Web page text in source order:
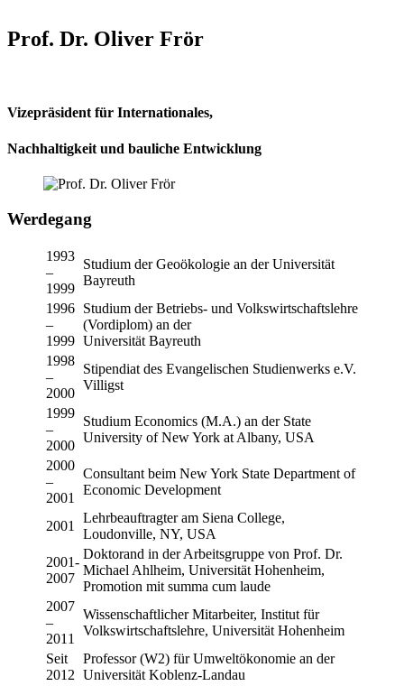
Prof. Dr. Oliver Frör
Vizepräsident für Internationales,
Nachhaltigkeit und bauliche Entwicklung
Werdegang
1993
–
1999
Studium der Geoökologie an der Universität
Bayreuth
1996
–
1999
Studium der Betriebs- und Volkswirtschaftslehre
(Vordiplom) an der
Universität Bayreuth
1998
–
2000
Stipendiat des Evangelischen Studienwerks e.V.
Villigst
1999
–
2000
Studium Economics (M.A.) an der State
University of New York at Albany, USA
2000
–
2001
Consultant beim New York State Department of
Economic Development
2001
Lehrbeauftragter am Siena College,
Loudonville, NY, USA
2001-
2007
Doktorand in der Arbeitsgruppe von Prof. Dr.
Michael Ahlheim, Universität Hohenheim,
Promotion mit summa cum laude
2007
–
2011
Wissenschaftlicher Mitarbeiter, Institut für
Volkswirtschaftslehre, Universität Hohenheim
Seit
2012
Professor (W2) für Umweltökonomie an der
Universität Koblenz-Landau